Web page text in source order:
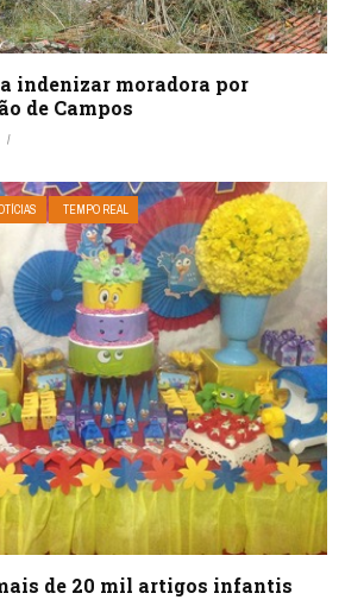
a indenizar moradora por
de Campos
TEMPO REAL
de 20 mil artigos infantis